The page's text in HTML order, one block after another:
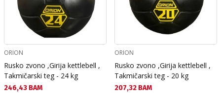
ORION
Rusko zvono ,Girija kettlebell ,
Takmičarski teg - 24 kg
Текуща цена:
246,43 BAM
ORION
Rusko zvono ,Girija kettlebell ,
Takmičarski teg - 20 kg
Текуща цена:
207,32 BAM